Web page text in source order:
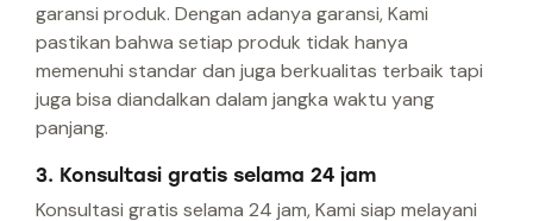
garansi produk. Dengan adanya garansi, Kami
pastikan bahwa setiap produk tidak hanya
memenuhi standar dan juga berkualitas terbaik tapi
juga bisa diandalkan dalam jangka waktu yang
panjang.
3. Konsultasi gratis selama 24 jam
Konsultasi gratis selama 24 jam, Kami siap melayani